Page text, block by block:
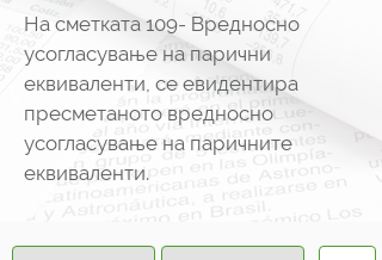
На сметката 109- Вредносно
усогласување на парични
еквиваленти, се евидентира
пресметаното вредносно
усогласување на паричните
еквиваленти.